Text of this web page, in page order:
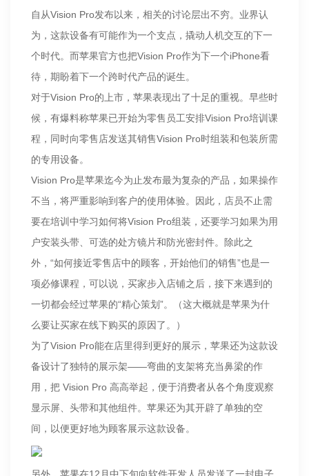
自从Vision Pro发布以来，相关的讨论层出不穷。业界认
为，这款设备有可能作为一个支点，撬动人机交互的下一
个时代。而苹果官方也把Vision Pro作为下一个iPhone看
待，期盼着下一个跨时代产品的诞生。
对于Vision Pro的上市，苹果表现出了十足的重视。早些时
候，有爆料称苹果已开始为零售员工安排Vision Pro培训课
程，同时向零售店发送其销售Vision Pro时组装和包装所需
的专用设备。
Vision Pro是苹果迄今为止发布最为复杂的产品，如果操作
不当，将严重影响到客户的使用体验。因此，店员不止需
要在培训中学习如何将Vision Pro组装，还要学习如果为用
户安装头带、可选的处方镜片和防光密封件。除此之
外，“如何接近零售店中的顾客，开始他们的销售”也是一
项必修课程，可以说，买家步入店铺之后，接下来遇到的
一切都会经过苹果的“精心策划”。（这大概就是苹果为什
么要让买家在线下购买的原因了。）
为了Vision Pro能在店里得到更好的展示，苹果还为这款设
备设计了独特的展示架——弯曲的支架将充当鼻梁的作
用，把 Vision Pro 高高举起，便于消费者从各个角度观察
显示屏、头带和其他组件。苹果还为其开辟了单独的空
间，以便更好地为顾客展示这款设备。
另外，苹果在12月中下旬向软件开发人员发送了一封电子